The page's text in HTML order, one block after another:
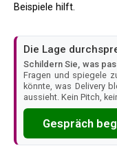
Beispiele hilft.
Die Lage
Schildern Sie, was
Fragen und spiegele
könnte, was Delivery
aussieht. Kein Pitch,
Gespräch